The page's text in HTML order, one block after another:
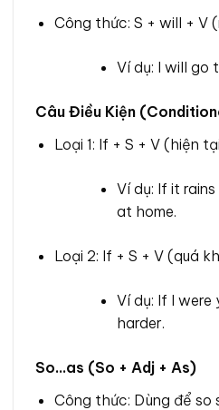
Công thức: S + will + V
Ví dụ: I will go
Câu Điều Kiện
Loại 1: If + S + V (hiện
Ví dụ: If it
at home.
Loại 2: If + S + V (quá
Ví dụ: If I were
harder.
So…as (So + Adj + As)
Công thức: Dùng để so